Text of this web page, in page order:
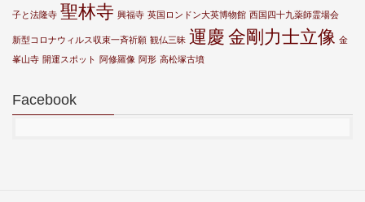
子と法隆寺 聖林寺 興福寺 英国ロンドン大英博物館 西国四十九薬師霊場会
新型コロナウィルス収束一斉祈願 観仏三昧 運慶 金剛力士立像 金
峯山寺 開運スポット 阿修羅像 阿形 高松塚古墳
Facebook